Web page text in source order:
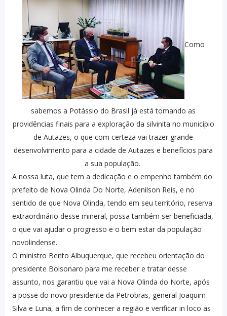
Como
sabemos a Potássio do Brasil já está tomando as
providências finais para a exploração da silvinita no município
de Autazes, o que com certeza vai trazer grande
desenvolvimento para a cidade de Autazes e benefícios para
a sua população.
A nossa luta, que tem a dedicação e o empenho também do
prefeito de Nova Olinda Do Norte, Adenilson Reis, e no
sentido de que Nova Olinda, tendo em seu território, reserva
extraordinário desse mineral, possa também ser beneficiada,
o que vai ajudar o progresso e o bem estar da população
novolindense.
O ministro Bento Albuquerque, que recebeu orientação do
presidente Bolsonaro para me receber e tratar desse
assunto, nos garantiu que vai a Nova Olinda do Norte, após
a posse do novo presidente da Petrobras, general Joaquim
Silva e Luna, a fim de conhecer a região e verificar in loco as